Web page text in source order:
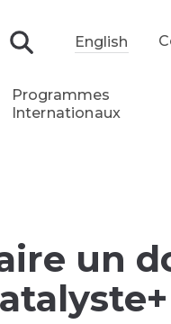
Recherche
English
Programmes
Internationaux
un